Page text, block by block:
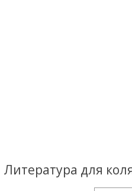
Литература для